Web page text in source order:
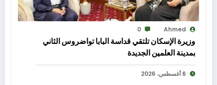
Ahmed
0
وزيرة الإسكان تلتقي قداسة البابا تواضروس الثاني
بمدينة العلمين الجديدة
6 أغسطس، 2026